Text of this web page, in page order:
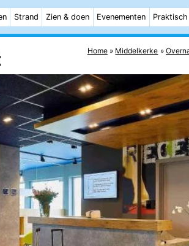
Strand Zien & doen Evenementen Praktisch
Home Middelkerke